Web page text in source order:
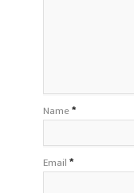
Name*
Email*